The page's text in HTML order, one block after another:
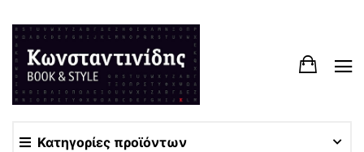
Κατηγορίες προϊόντων